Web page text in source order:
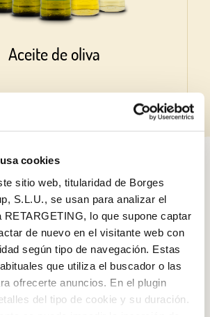
cookies
sitio web, titularidad de Borges
S.L.U., se usan para analizar el
lo que supone captar
de nuevo en el visitante web con
según tipo de navegación. Estas
que utiliza el buscador o las
ofrecerte anuncios. En el plugin
del tipo de cookie y su duración.
Aceite de oliva
RECETAS